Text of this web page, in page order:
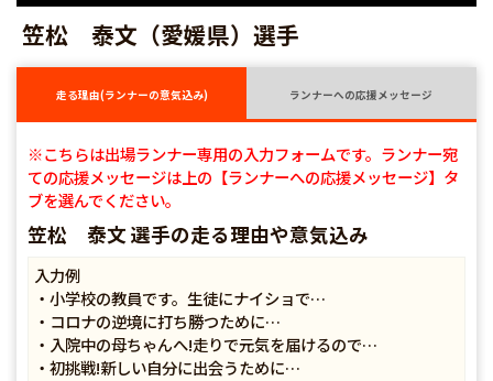
笠松 泰文（愛媛県）選手
走る理由(ランナーの意気込み) ランナーへの応援メッセージ
※こちらは出場ランナー専用の入力フォームです。ランナー宛
ての応援メッセージは上の【ランナーへの応援メッセージ】タ
ブを選んでください。
笠松 泰文 選手の走る理由や意気込み
入力例
・小学校の教員です。生徒にナイショで…
・コロナの逆境に打ち勝つために…
・入院中の母ちゃんへ!走りで元気を届けるので…
・初挑戦!新しい自分に出会うために…